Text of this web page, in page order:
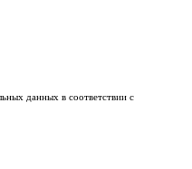
данных в соответствии с